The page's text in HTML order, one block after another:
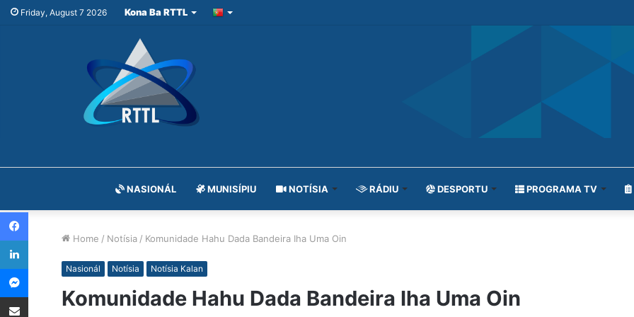
Friday, August 7 2026 Kona Ba RTTL
NASIONÁL MUNISÍPIU NOTÍSIA RÁDIU DESPORTU PROGRAMA TV
Home / Notísia / Komunidade Hahu Dada Bandeira Iha Uma Oin
Nasionál Notísia Notísia Kalan
Komunidade Hahu Dada Bandeira Iha Uma Oin
Facebook
LinkedIn
Messenger